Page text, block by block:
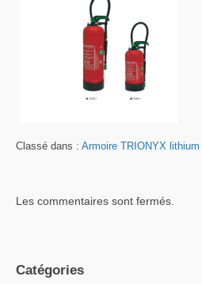
Classé dans : Armoire TRIONYX lithium
Les commentaires sont fermés.
Catégories